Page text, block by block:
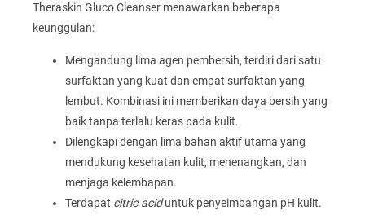
Theraskin Gluco Cleanser menawarkan beberapa
keunggulan:
Mengandung lima agen pembersih, terdiri dari satu
surfaktan yang kuat dan empat surfaktan yang
lembut. Kombinasi ini memberikan daya bersih yang
baik tanpa terlalu keras pada kulit.
Dilengkapi dengan lima bahan aktif utama yang
mendukung kesehatan kulit, menenangkan, dan
menjaga kelembapan.
Terdapat citric aciduntuk penyeimbangan pH kulit.